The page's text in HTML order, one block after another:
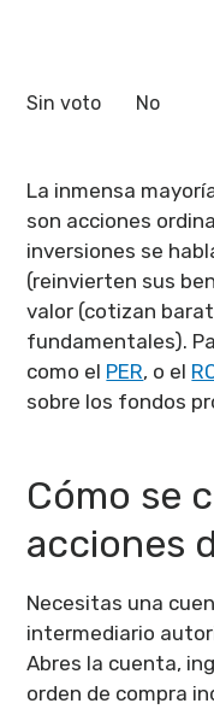
Sin voto No
La inmensa
son acciones
inversiones se
(reinvierten sus
valor (cotizan
fundamentales).
como el PER, o el
sobre los fondos
Cómo se
acciones
Necesitas una
intermediario
Abres la cuenta,
orden de compra